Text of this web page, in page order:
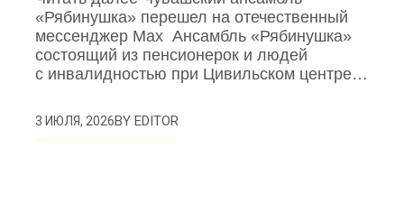
«Рябинушка» перешел на отечественный
мессенджер Max Ансамбль «Рябинушка»
состоящий из пенсионерок и людей
с инвалидностью при Цивильском центре…
3 ИЮЛЯ, 2026BYEDITOR